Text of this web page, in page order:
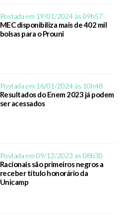
Postada em 19/01/2024 ás 09h57
MEC disponibiliza mais de 402 mil
bolsas para o Prouni
Postada em 16/01/2024 ás 10h48
Resultados do Enem 2023 já podem
ser acessados
Postada em 09/12/2023 ás 08h30
Racionais são primeiros negros a
receber título honorário da
Unicamp